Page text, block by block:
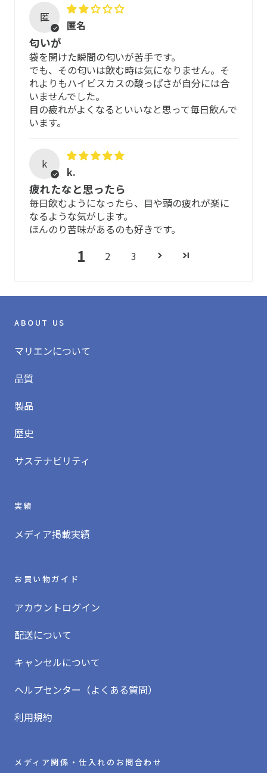
開封前は、窒素充填により酸化防止処理をしているパッケ
ージのため、常温で保管が可能です。高温多湿の場所を避
け、最高気温が連日30度を越える真夏は、なるべく冷蔵
庫、もしくは冷凍庫で保管すると、成分と風味を損なうこ
となく長く保管できます。
賞味期限について
開封前の賞味期限：それぞれのパッケージに記載されてい
開封後の賞味期限：パッケージに記載されている賞味期限
にかかわらず、約6ヶ月となっています。保管状態によって
は、成分が揮発してしまったり、カビなどが発生すること
もあります。冷蔵庫や冷凍庫で保管の上、お早めにお飲み
ください。
匿
匿名
匂いが
袋を開けた瞬間の匂いが苦手です。
でも、その匂いは飲む時は気になりません。そ
れよりもハイビスカスの酸っぱさが自分には合
いませんでした。
目の疲れがよくなるといいなと思って毎日飲んで
います。
k
k.
疲れたなと思ったら
毎日飲むようになったら、目や頭の疲れが楽に
なるような気がします。
ほんのり苦味があるのも好きです。
1 2 3
ABOUT US
マリエンについて
品質
製品
歴史
サステナビリティ
実績
メディア掲載実績
お買い物ガイド
アカウントログイン
配送について
キャンセルについて
ヘルプセンター（よくある質問）
利用規約
メディア関係・仕入れのお問合わせ